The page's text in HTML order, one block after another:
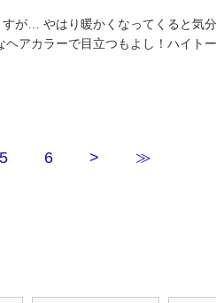
が… やはり暖かくなってくると気
ヘアカラーで目立つもよし！ハイト
5 6 > ≫